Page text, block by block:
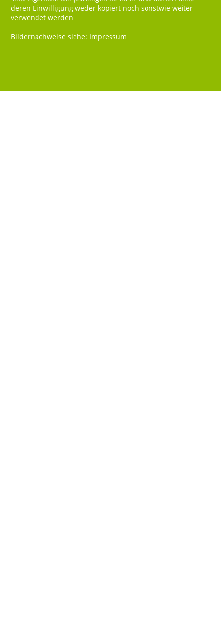
deren Einwilligung weder kopiert noch sonstwie weiter
verwendet werden.
Bildernachweise siehe: Impressum